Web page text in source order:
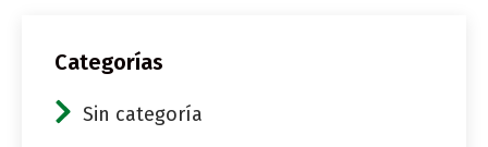
Categorías
Sin categoría